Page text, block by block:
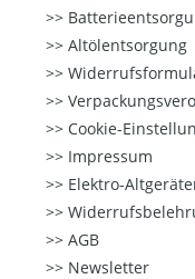
Altölentsorgung
Cookie-
Impressum
Elektro-
AGB
Newsletter